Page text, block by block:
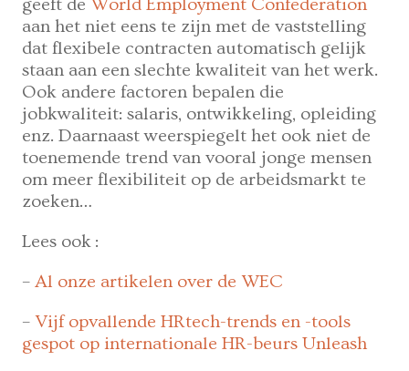
geeft deWorld Employment Confederation
aan het niet eens te zijn met de vaststelling
dat flexibele contracten automatisch gelijk
staan aan een slechte kwaliteit van het werk.
Ook andere factoren bepalen die
jobkwaliteit: salaris, ontwikkeling, opleiding
enz. Daarnaast weerspiegelt het ook niet de
toenemende trend van vooral jonge mensen
om meer flexibiliteit op de arbeidsmarkt te
zoeken…
Lees ook :
–Al onze artikelen over de WEC
–Vijf opvallende HRtech-trends en -tools
gespot op internationale HR-beurs Unleash